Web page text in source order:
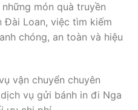
món quà truyền
Đài Loan, việc tìm kiếm
chóng, an toàn và hiệu
vận chuyển chuyên
vụ gửi bánh in đi Nga